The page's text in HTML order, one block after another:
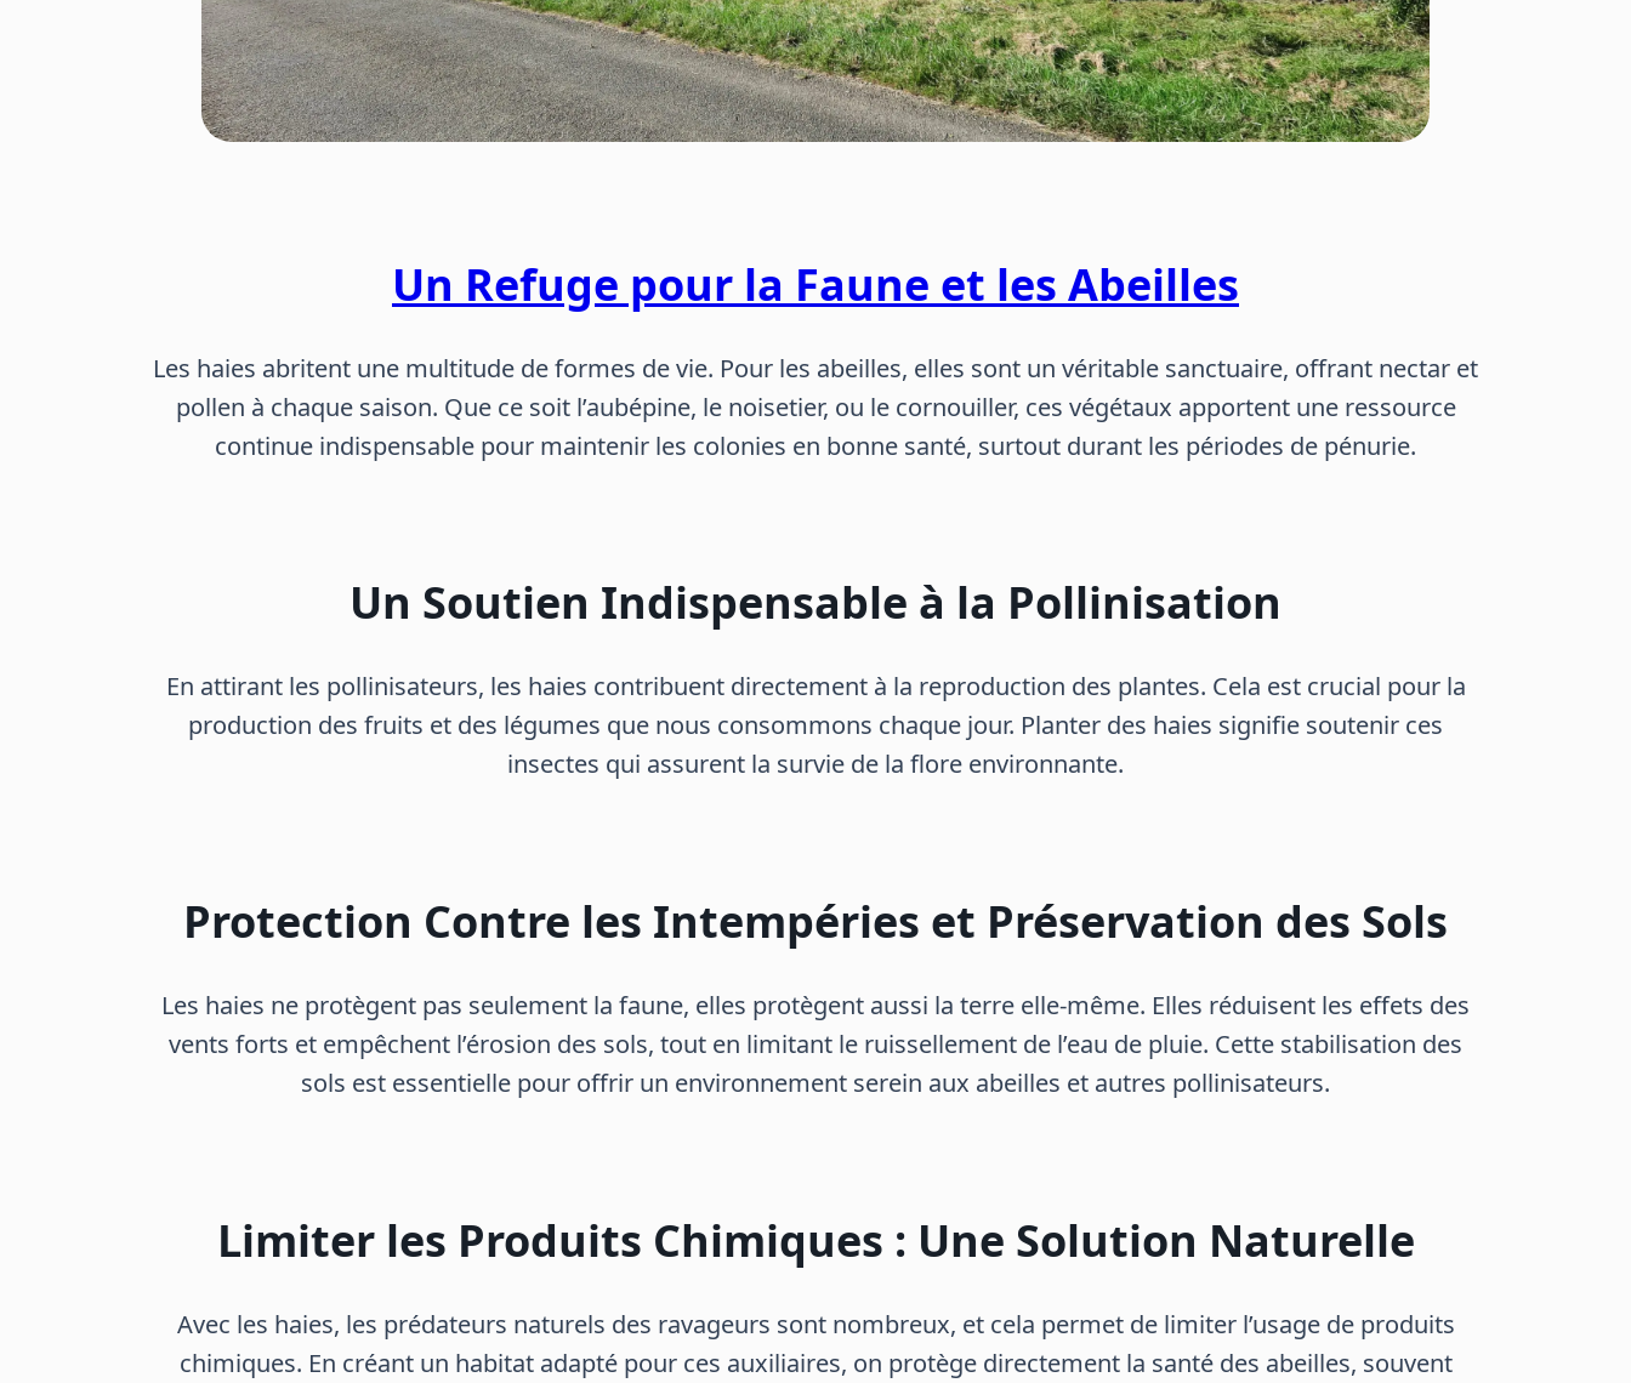
Un Refuge pour la Faune et les Abeilles
Les haies abritent une multitude de formes de vie. Pour les abeilles, elles sont un véritable sanctuaire, offrant nectar et
pollen à chaque saison. Que ce soit l’aubépine, le noisetier, ou le cornouiller, ces végétaux apportent une ressource
continue indispensable pour maintenir les colonies en bonne santé, surtout durant les périodes de pénurie.
Un Soutien Indispensable à la Pollinisation
En attirant les pollinisateurs, les haies contribuent directement à la reproduction des plantes. Cela est crucial pour la
production des fruits et des légumes que nous consommons chaque jour. Planter des haies signifie soutenir ces
insectes qui assurent la survie de la flore environnante.
Protection Contre les Intempéries et Préservation des Sols
Les haies ne protègent pas seulement la faune, elles protègent aussi la terre elle-même. Elles réduisent les effets des
vents forts et empêchent l’érosion des sols, tout en limitant le ruissellement de l’eau de pluie. Cette stabilisation des
sols est essentielle pour offrir un environnement serein aux abeilles et autres pollinisateurs.
Limiter les Produits Chimiques : Une Solution Naturelle
Avec les haies, les prédateurs naturels des ravageurs sont nombreux, et cela permet de limiter l’usage de produits
chimiques. En créant un habitat adapté pour ces auxiliaires, on protège directement la santé des abeilles, souvent